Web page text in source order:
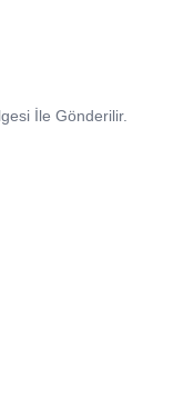
İle Gönderilir.